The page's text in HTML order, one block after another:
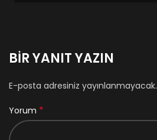
BIR YANIT YAZIN
E-posta adresiniz yayınlanmayacak.
Yorum *